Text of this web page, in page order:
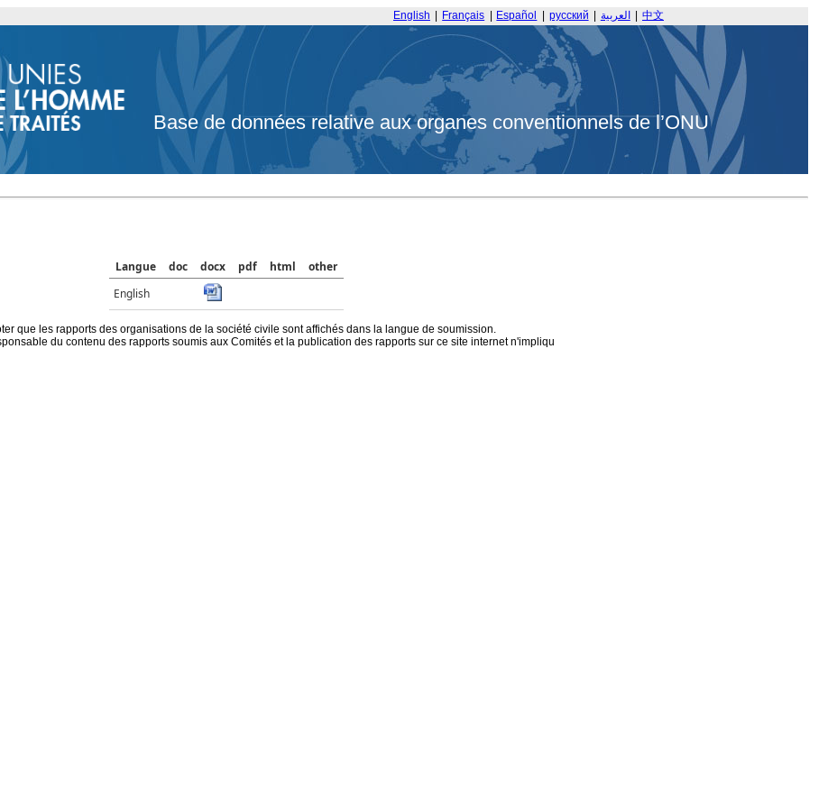
English Français Español русский العربية 中文
Base de données relative aux organes conventionnels de l’ONU
Langue doc docx pdf html
other
English
que les rapports des organisations de la société civile sont affichés dans la langue de soumission.
du contenu des rapports soumis aux Comités et la publication des rapports sur ce site internet n'impliqu